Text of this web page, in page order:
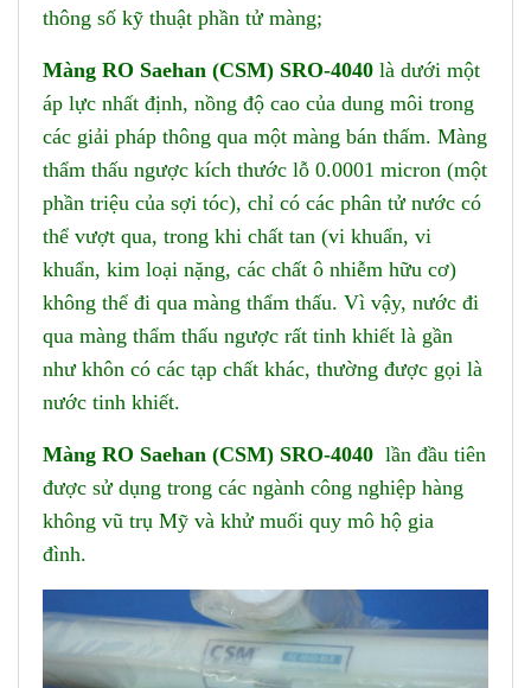
thông số kỹ thuật phần tử màng;
Màng RO Saehan (CSM) SRO-4040 là dưới một
áp lực nhất định, nồng độ cao của dung môi trong
các giải pháp thông qua một màng bán thấm. Màng
thẩm thấu ngược kích thước lỗ 0.0001 micron (một
phần triệu của sợi tóc), chỉ có các phân tử nước có
thể vượt qua, trong khi chất tan (vi khuẩn, vi
khuẩn, kim loại nặng, các chất ô nhiễm hữu cơ)
không thể đi qua màng thẩm thấu. Vì vậy, nước đi
qua màng thẩm thấu ngược rất tinh khiết là gần
như khôn có các tạp chất khác, thường được gọi là
nước tinh khiết.
Màng RO Saehan (CSM) SRO-4040 lần đầu tiên
được sử dụng trong các ngành công nghiệp hàng
không vũ trụ Mỹ và khử muối quy mô hộ gia
đình.